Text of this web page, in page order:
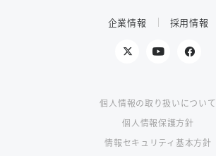
企業情報 採用情報
個人情報の取り扱いについて
個人情報保護方針
情報セキュリティ基本方針